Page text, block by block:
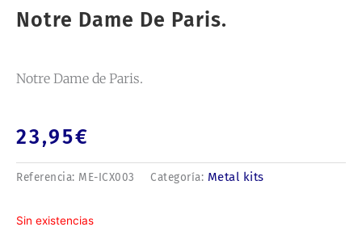
Notre Dame De Paris.
Notre Dame de Paris.
23,95€
Referencia: ME-ICX003 Categoría: Metal kits
Sin existencias